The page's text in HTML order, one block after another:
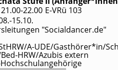
21.00-22.00 E-VRü 103
15.10.
"Socialdancer.de"
A-UDE/Gasthörer*in/
HRW/Azubis extern